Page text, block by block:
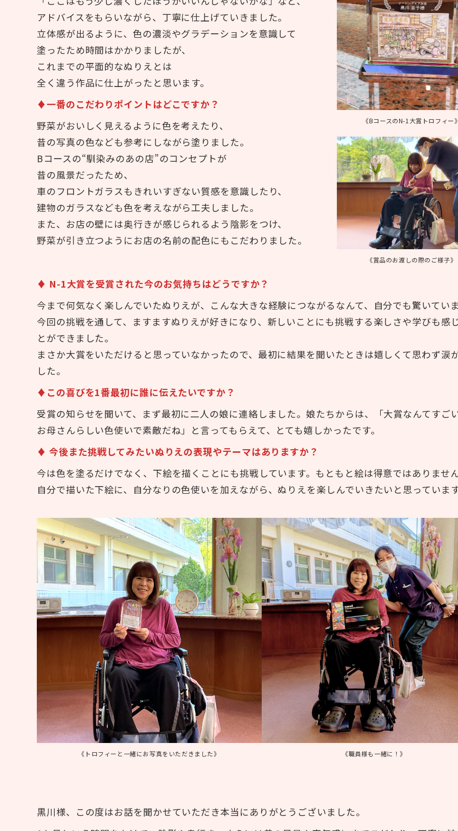
アドバイスをもらいながら、丁寧に仕上げていきました。
立体感が出るように、色の濃淡やグラデーションを意識して
塗ったため時間はかかりましたが、
これまでの平面的なぬりえとは
全く違う作品に仕上がったと思います。
♦一番のこだわりポイントはどこですか？
野菜がおいしく見えるように色を考えたり、
昔の写真の色なども参考にしながら塗りました。
Bコースの“馴染みのあの店”のコンセプトが
昔の風景だったため、
車のフロントガラスもきれいすぎない質感を意識したり、
建物のガラスなども色を考えながら工夫しました。
また、お店の壁には奥行きが感じられるよう陰影をつけ、
野菜が引き立つようにお店の名前の配色にもこだわりました。
《BコースのN-1大賞トロフィー
《賞品のお渡しの際のご様子》
♦ N-1大賞を受賞された今のお気持ちはどうですか？
今まで何気なく楽しんでいたぬりえが、こんな大きな経験につながるなんて、自分でも驚いてい
今回の挑戦を通して、ますますぬりえが好きになり、新しいことにも挑戦する楽しさや学びも感
とができました。
まさか大賞をいただけると思っていなかったので、最初に結果を聞いたときは嬉しくて思わず涙
した。
♦この喜びを1番最初に誰に伝えたいですか？
受賞の知らせを聞いて、まず最初に二人の娘に連絡しました。娘たちからは、「大賞なんてすご
お母さんらしい色使いで素敵だね」と言ってもらえて、とても嬉しかったです。
♦ 今後また挑戦してみたいぬりえの表現やテーマはありますか？
今は色を塗るだけでなく、下絵を描くことにも挑戦しています。もともと絵は得意ではありませ
自分で描いた下絵に、自分なりの色使いを加えながら、ぬりえを楽しんでいきたいと思っていま
《トロフィーと一緒にお写真をいただきました》 《職員様も一緒に！》
黒川様、この度はお話を聞かせていただき本当にありがとうございました。